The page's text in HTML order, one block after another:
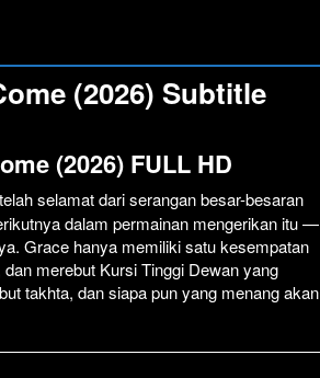
Lewati >>>
Click To Play
(2026) Subtitle
(2026) FULL HD
selamat dari serangan besar-besaran
dalam permainan mengerikan itu —
Grace hanya memiliki satu kesempatan
merebut Kursi Tinggi Dewan yang
takhta, dan siapa pun yang menang akan